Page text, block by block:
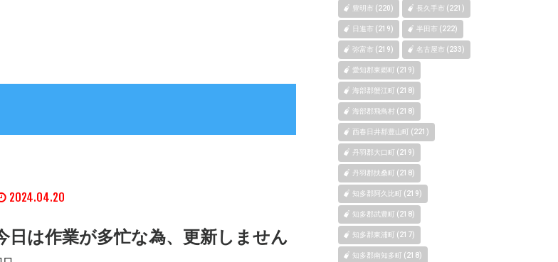
2024.04.20
日は作業が多忙な為、更新しません
豊明市 (220) 長久手市 (221)
日進市 (219) 半田市 (222)
弥富市 (219) 名古屋市 (233)
愛知郡東郷町 (219)
海部郡蟹江町 (218)
海部郡飛鳥村 (218)
西春日井郡豊山町 (221)
丹羽郡大口町 (219)
丹羽郡扶桑町 (218)
知多郡阿久比町 (219)
知多郡武豊町 (218)
知多郡東浦町 (217)
知多郡南知多町 (218)